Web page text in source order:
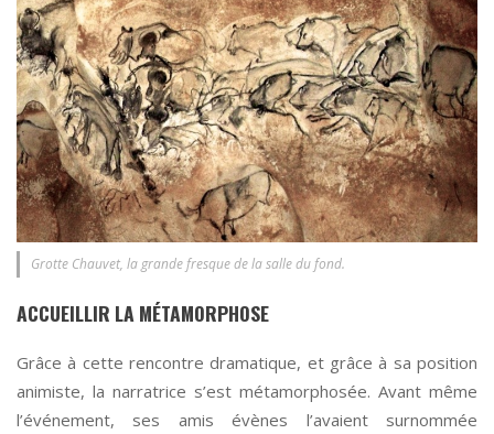
Grotte Chauvet, la grande fresque de la salle du fond.
ACCUEILLIR LA MÉTAMORPHOSE
Grâce à cette rencontre dramatique, et grâce à sa position
animiste, la narratrice s’est métamorphosée. Avant même
l’événement, ses amis évènes l’avaient surnommée